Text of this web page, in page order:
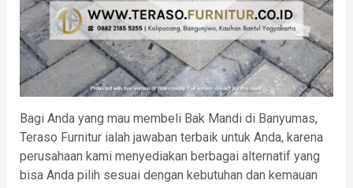
Bagi Anda yang mau membeli Bak Mandi di Banyumas,
Teraso Furnitur ialah jawaban terbaik untuk Anda, karena
perusahaan kami menyediakan berbagai alternatif yang
bisa Anda pilih sesuai dengan kebutuhan dan kemauan